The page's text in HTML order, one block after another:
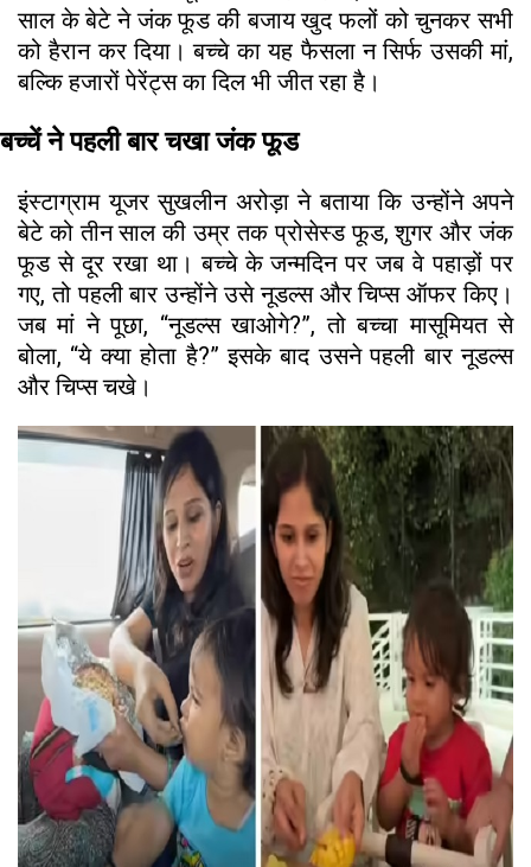
साल के बेटे ने जंक फूड की बजाय खुद फलों को चुनकर सभी
को हैरान कर दिया। बच्चे का यह फैसला न सिर्फ उसकी मां,
बल्कि हजारों पेरेंट्स का दिल भी जीत रहा है।
बच्चें ने पहली बार चखा जंक फूड
इंस्टाग्राम यूजर सुखलीन अरोड़ा ने बताया कि उन्होंने अपने
बेटे को तीन साल की उम्र तक प्रोसेस्ड फूड, शुगर और जंक
फूड से दूर रखा था। बच्चे के जन्मदिन पर जब वे पहाड़ों पर
गए, तो पहली बार उन्होंने उसे नूडल्स और चिप्स ऑफर किए।
जब मां ने पूछा, “नूडल्स खाओगे?”, तो बच्चा मासूमियत से
बोला, “ये क्या होता है?” इसके बाद उसने पहली बार नूडल्स
और चिप्स चखे।